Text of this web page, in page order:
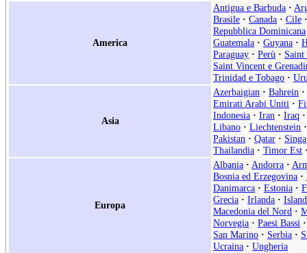
America
Antigua e Barbuda ·
Brasile · Canada · Cile ·
Repubblica Dominicana
Guatemala · Guyana ·
Paraguay · Perù ·
Saint Vincent e
Trinidad e Tobago ·
Asia
Azerbaigian · Bahrein ·
Emirati Arabi Uniti ·
Indonesia · Iran · Iraq ·
Libano · Liechtenstein ·
Pakistan · Qatar ·
Thailandia · Timor Est
Europa
Albania · Andorra ·
Bosnia ed Erzegovina ·
Danimarca · Estonia ·
Grecia · Irlanda ·
Macedonia del Nord ·
Norvegia · Paesi Bassi ·
San Marino · Serbia ·
Ucraina · Ungheria